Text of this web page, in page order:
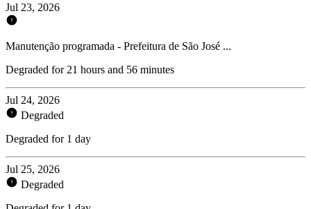
Jul 23, 2026
Manutenção programada - Prefeitura de São José ...
Degraded for 21 hours and 56 minutes
Jul 24, 2026
Degraded
Degraded for 1 day
Jul 25, 2026
Degraded